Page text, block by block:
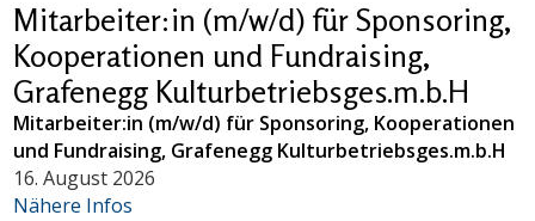
Mitarbeiter:in (m/w/d) für Sponsoring,
Kooperationen und Fundraising,
Grafenegg Kulturbetriebsges.m.b.H
Mitarbeiter:in (m/w/d) für Sponsoring, Kooperationen
und Fundraising, Grafenegg Kulturbetriebsges.m.b.H
16. August 2026
Nähere Infos